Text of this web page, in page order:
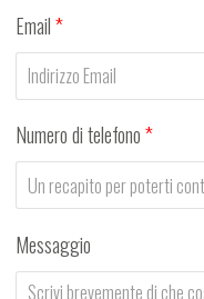
Email*
Numero di telefono*
Messaggio